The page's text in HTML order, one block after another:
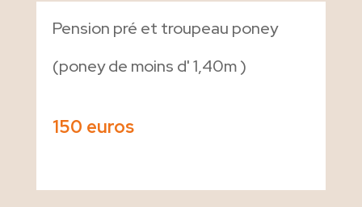
Pension pré et troupeau poney
(poney de moins d' 1,40m )
150 euros